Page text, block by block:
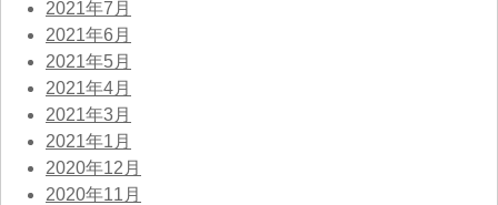
2021年7月
2021年6月
2021年5月
2021年4月
2021年3月
2021年1月
2020年12月
2020年11月